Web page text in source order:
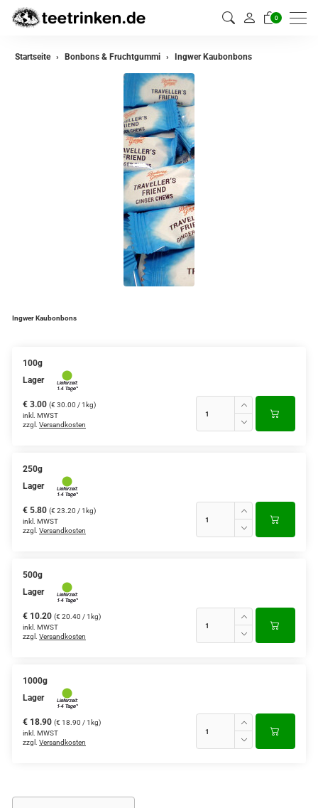
0
Startseite Bonbons & Fruchtgummi Ingwer Kaubonbons
Ingwer Kaubonbons
100g
Lager
€ 3.00 (€ 30.00 / 1kg)
inkl. MWST
zzgl. Versandkosten
250g
Lager
€ 5.80 (€ 23.20 / 1kg)
inkl. MWST
zzgl. Versandkosten
500g
Lager
€ 10.20 (€ 20.40 / 1kg)
inkl. MWST
zzgl. Versandkosten
1000g
Lager
€ 18.90 (€ 18.90 / 1kg)
inkl. MWST
zzgl. Versandkosten